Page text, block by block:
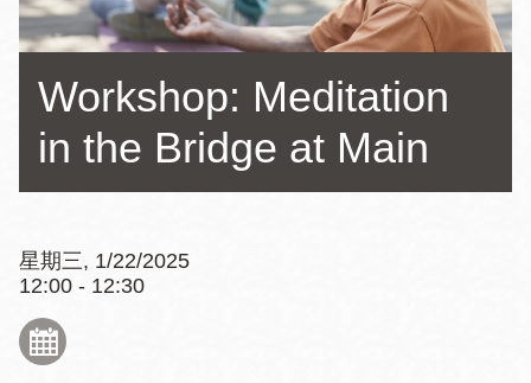
Workshop: Meditation
in the Bridge at Main
星期三, 1/22/2025
12:00 - 12:30